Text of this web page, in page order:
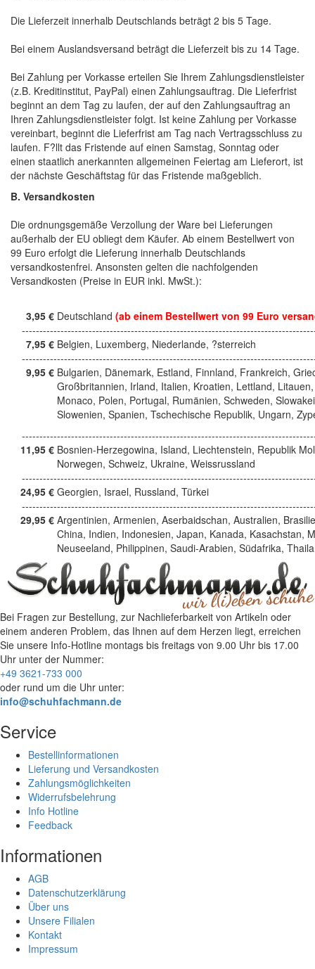
Die Lieferzeit innerhalb Deutschlands beträgt 2 bis 5 Tage.
Bei einem Auslandsversand beträgt die Lieferzeit bis zu 14 Tage.
Bei Zahlung per Vorkasse erteilen Sie Ihrem Zahlungsdienstleister
(z.B. Kreditinstitut, PayPal) einen Zahlungsauftrag. Die Lieferfrist
beginnt an dem Tag zu laufen, der auf den Zahlungsauftrag an
Ihren Zahlungsdienstleister folgt. Ist keine Zahlung per Vorkasse
vereinbart, beginnt die Lieferfrist am Tag nach Vertragsschluss zu
laufen. F?llt das Fristende auf einen Samstag, Sonntag oder
einen staatlich anerkannten allgemeinen Feiertag am Lieferort, ist
der nächste Geschäftstag für das Fristende maßgeblich.
B. Versandkosten
Die ordnungsgemäße Verzollung der Ware bei Lieferungen
außerhalb der EU obliegt dem Käufer. Ab einem Bestellwert von
99 Euro erfolgt die Lieferung innerhalb Deutschlands
versandkostenfrei. Ansonsten gelten die nachfolgenden
Versandkosten (Preise in EUR inkl. MwSt.):
3,95 € Deutschland (ab einem Bestellwert von 99 Euro
7,95 € Belgien, Luxemberg, Niederlande, ?sterreich
9,95 € Bulgarien, Dänemark, Estland, Finnland, Frankreich,
Großbritannien, Irland, Italien, Kroatien, Lettland, Litauen,
Monaco, Polen, Portugal, Rumänien, Schweden,
Slowenien, Spanien, Tschechische Republik, Ungarn,
11,95 € Bosnien-Herzegowina, Island, Liechtenstein, Republik
Norwegen, Schweiz, Ukraine, Weissrussland
24,95 € Georgien, Israel, Russland, Türkei
29,95 € Argentinien, Armenien, Aserbaidschan, Australien,
China, Indien, Indonesien, Japan, Kanada, Kasachstan,
Neuseeland, Philippinen, Saudi-Arabien, Südafrika,
Bei Fragen zur Bestellung, zur Nachlieferbarkeit von Artikeln oder
einem anderen Problem, das Ihnen auf dem Herzen liegt, erreichen
Sie unsere Info-Hotline montags bis freitags von 9.00 Uhr bis 17.00
Uhr unter der Nummer:
+49 3621-733 000
oder rund um die Uhr unter:
info@schuhfachmann.de
Service
Bestellinformationen
Lieferung und Versandkosten
Zahlungsmöglichkeiten
Widerrufsbelehrung
Info Hotline
Feedback
Informationen
AGB
Datenschutzerklärung
Über uns
Unsere Filialen
Kontakt
Impressum